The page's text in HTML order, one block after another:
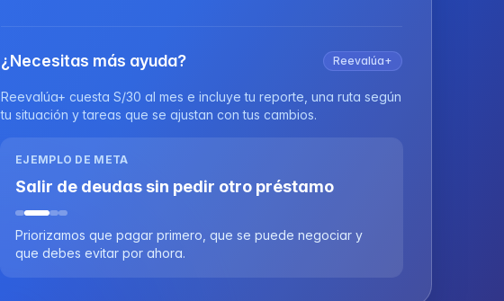
¿Necesitas más ayuda? Reevalúa+
Reevalúa+ cuesta S/30 al mes e incluye tu reporte, una ruta según
tu situación y tareas que se ajustan con tus cambios.
EJEMPLO DE META
Salir de deudas sin pedir otro préstamo
Priorizamos que pagar primero, que se puede negociar y
que debes evitar por ahora.